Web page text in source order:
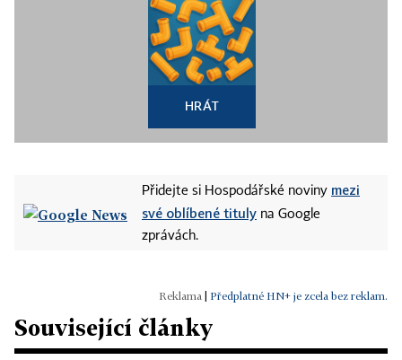
HRÁT
Přidejte si Hospodářské noviny mezi
své oblíbené tituly na Google
zprávách.
Předplatné HN+ je zcela bez reklam.
Související články